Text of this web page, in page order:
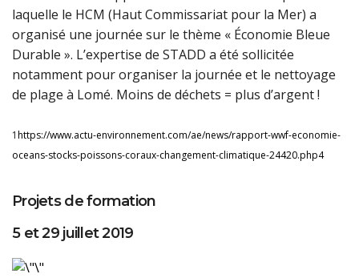
laquelle le HCM (Haut Commissariat pour la Mer) a
organisé une journée sur le thème « Économie Bleue
Durable ». L’expertise de STADD a été sollicitée
notamment pour organiser la journée et le nettoyage
de plage à Lomé. Moins de déchets = plus d’argent !
1https://www.actu-environnement.com/ae/news/rapport-wwf-economie-
oceans-stocks-poissons-coraux-changement-climatique-24420.php4
Projets de formation
5 et 29 juillet 2019